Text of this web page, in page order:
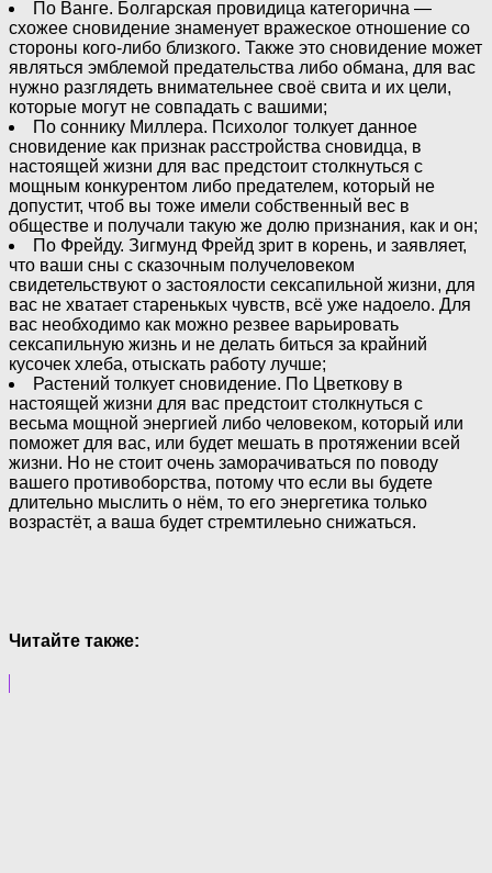
По Ванге. Болгарская провидица категорична —
схожее сновидение знаменует вражеское отношение со
стороны кого-либо близкого. Также это сновидение может
являться эмблемой предательства либо обмана, для вас
нужно разглядеть внимательнее своё свита и их цели,
которые могут не совпадать с вашими;
По соннику Миллера. Психолог толкует данное
сновидение как признак расстройства сновидца, в
настоящей жизни для вас предстоит столкнуться с
мощным конкурентом либо предателем, который не
допустит, чтоб вы тоже имели собственный вес в
обществе и получали такую же долю признания, как и он;
По Фрейду. Зигмунд Фрейд зрит в корень, и заявляет,
что ваши сны с сказочным получеловеком
свидетельствуют о застоялости сексапильной жизни, для
вас не хватает старенькых чувств, всё уже надоело. Для
вас необходимо как можно резвее варьировать
сексапильную жизнь и не делать биться за крайний
кусочек хлеба, отыскать работу лучше;
Растений толкует сновидение. По Цветкову в
настоящей жизни для вас предстоит столкнуться с
весьма мощной энергией либо человеком, который или
поможет для вас, или будет мешать в протяжении всей
жизни. Но не стоит очень заморачиваться по поводу
вашего противоборства, потому что если вы будете
длительно мыслить о нём, то его энергетика только
возрастёт, а ваша будет стремтилеьно снижаться.
Читайте также: